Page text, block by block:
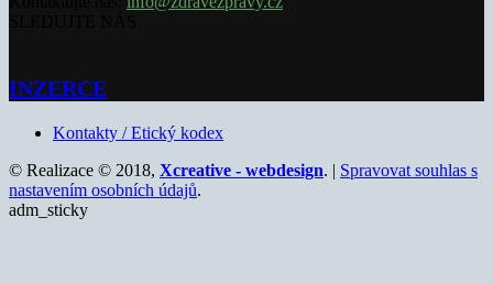
INZERCE
Kontakty / Etický kodex
© Realizace © 2018, Xcreative - webdesign. | Spravovat souhlas s
nastavením osobních údajů.
adm_sticky